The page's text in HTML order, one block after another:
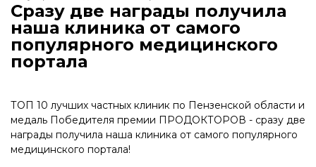
Сразу две награды получила
наша клиника от самого
популярного медицинского
портала
ТОП 10 лучших частных клиник по Пензенской области и
медаль Победителя премии ПРОДОКТОРОВ - сразу две
награды получила наша клиника от самого популярного
медицинского портала!